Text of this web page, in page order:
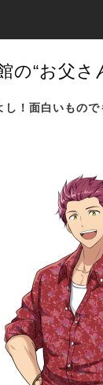
の“お父さ
！面白いもので